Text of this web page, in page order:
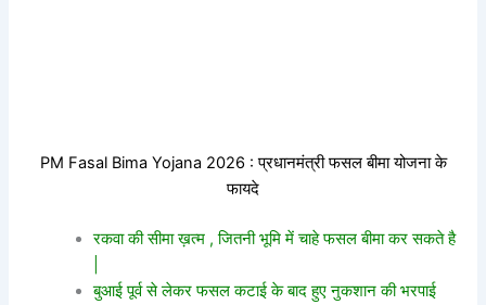
PM Fasal Bima Yojana 2026 : प्रधानमंत्री फसल बीमा योजना के
फायदे
रकवा की सीमा ख़त्म , जितनी भूमि में चाहे फसल बीमा कर सकते है
बुआई पूर्व से लेकर फसल कटाई के बाद हुए नुकशान की भरपाई